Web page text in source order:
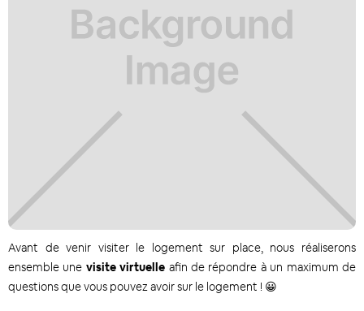
Avant de venir visiter le logement sur place, nous réaliserons
ensemble une visite virtuelle afin de répondre à un maximum de
questions que vous pouvez avoir sur le logement ! 😀